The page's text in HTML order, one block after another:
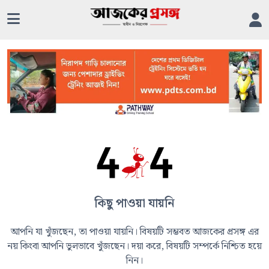
কিছু পাওয়া যায়নি
আপনি যা খুঁজছেন, তা পাওয়া যায়নি। বিষয়টি সম্ভবত আজকের প্রসঙ্গ এর
নয় কিংবা আপনি ভুলভাবে খুঁজছেন। দয়া করে, বিষয়টি সম্পর্কে নিশ্চিত হয়ে
নিন।